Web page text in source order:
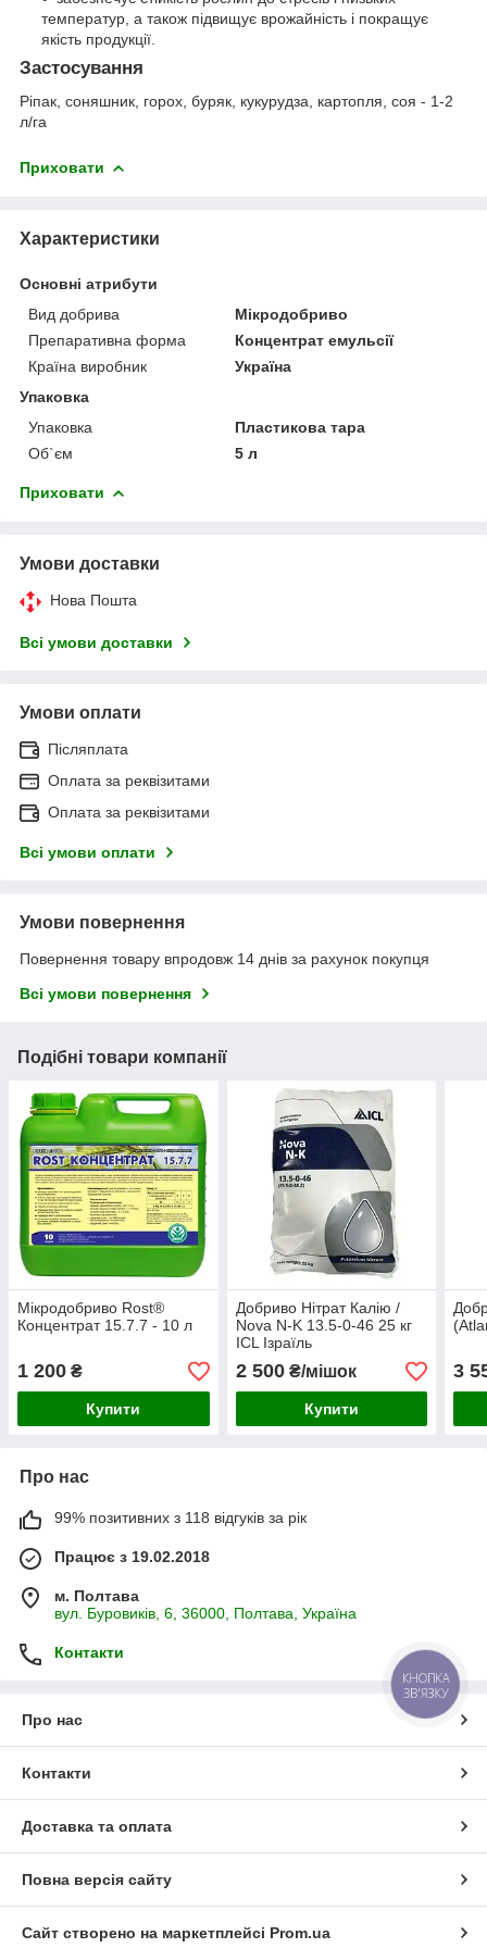
температур, а також підвищує врожайність і покращує
якість продукції.
Застосування
Ріпак, соняшник, горох, буряк, кукурудза, картопля, соя - 1-2
л/га
Приховати
Характеристики
Основні атрибути
Вид добрива
Мікродобриво
Препаративна форма
Концентрат емульсії
Країна виробник
Україна
Упаковка
Упаковка
Пластикова тара
Об`єм
5 л
Приховати
Умови доставки
Нова Пошта
Всі умови доставки
Умови оплати
Післяплата
Оплата за реквізитами
Оплата за реквізитами
Всі умови оплати
Умови повернення
Повернення товару впродовж 14 днів за рахунок покупця
Всі умови повернення
Подібні товари компанії
Мікродобриво Rost®
Концентрат 15.7.7 - 10 л
1 200 ₴
Купити
Добриво Нітрат Калію /
Nova N-K 13.5-0-46 25 кг
ICL Ізраїль
2 500₴/мішок
Купити
3
Про нас
99% позитивних з 118 відгуків за рік
Працює з 19.02.2018
м. Полтава
вул. Буровиків, 6, 36000, Полтава, Україна
Контакти
Про нас
Контакти
Доставка та оплата
Повна версія сайту
Сайт створено на маркетплейсі Prom.ua
КНОПКА
ЗВ'ЯЗКУ